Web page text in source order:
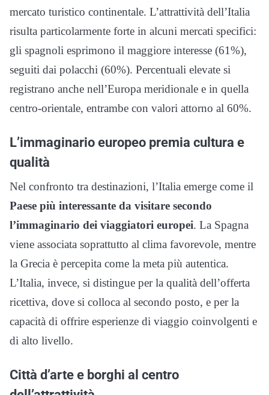
mercato turistico continentale. L’attrattività dell’Italia
risulta particolarmente forte in alcuni mercati specifici:
gli spagnoli esprimono il maggiore interesse (61%),
seguiti dai polacchi (60%). Percentuali elevate si
registrano anche nell’Europa meridionale e in quella
centro-orientale, entrambe con valori attorno al 60%.
L’immaginario europeo premia cultura e
qualità
Nel confronto tra destinazioni, l’Italia emerge come il
Paese più interessante da visitare secondo
l’immaginario dei viaggiatori europei. La Spagna
viene associata soprattutto al clima favorevole, mentre
la Grecia è percepita come la meta più autentica.
L’Italia, invece, si distingue per la qualità dell’offerta
ricettiva, dove si colloca al secondo posto, e per la
capacità di offrire esperienze di viaggio coinvolgenti e
di alto livello.
Città d’arte e borghi al centro